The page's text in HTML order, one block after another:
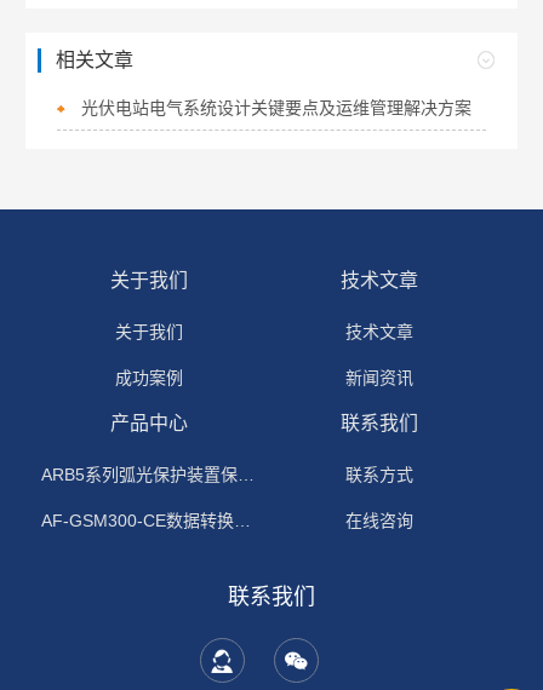
相关文章
光伏电站电气系统设计关键要点及运维管理解决方案
关于我们
关于我们
成功案例
技术文章
技术文章
新闻资讯
产品中心
ARB5系列弧光保护装置保护功能原理
AF-GSM300-CE数据转换模块
联系我们
联系方式
在线咨询
联系我们